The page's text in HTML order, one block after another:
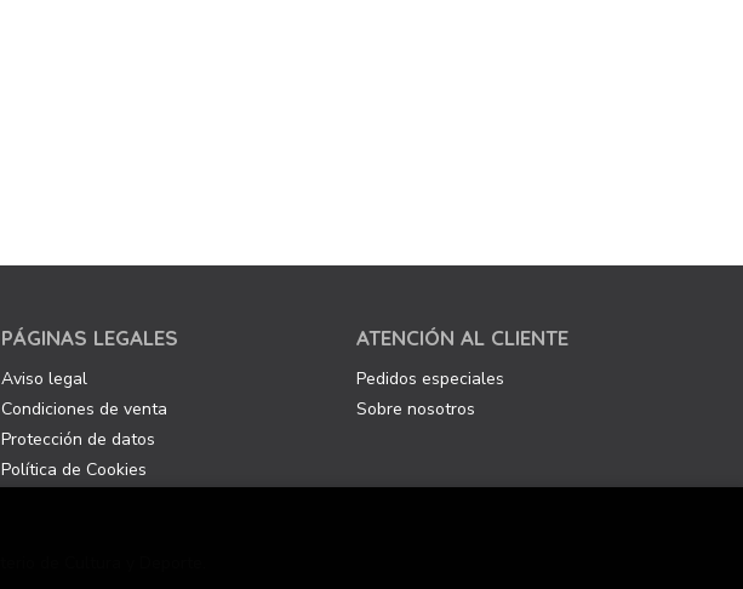
PÁGINAS LEGALES
Aviso legal
Condiciones de venta
Protección de datos
Política de Cookies
ATENCIÓN AL CLIENTE
Pedidos especiales
Sobre nosotros